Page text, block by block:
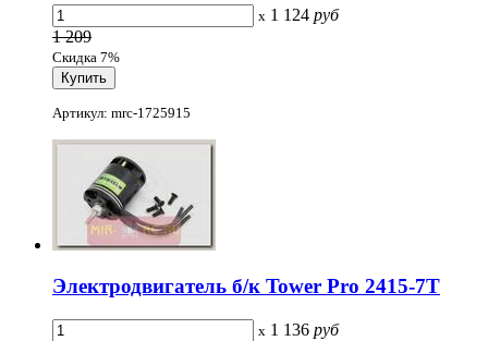
x 1 124 руб
1 209
Скидка 7%
Артикул: mrc-1725915
Электродвигатель б/к Tower Pro 2415-7T
x 1 136 руб